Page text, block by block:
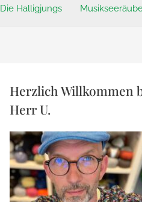
Die Halligjungs
Herzlich Willkommen
Herr U.